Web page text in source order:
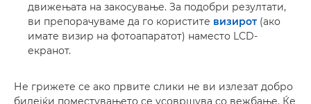
движењата на закосување. За подобри резултати,
ви препорачуваме да го користите визирот(ако
имате визир на фотоапаратот) наместо LCD-
екранот.
Не грижете се ако првите слики не ви излезат добро
бидејќи поместувањето се усовршува со вежбање. Ќе